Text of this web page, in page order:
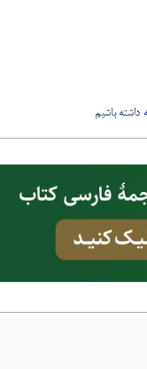
باشیم